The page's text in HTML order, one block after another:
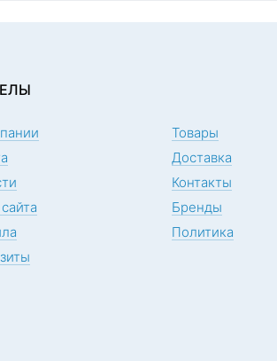
Товары
Доставка
Контакты
Бренды
Политика